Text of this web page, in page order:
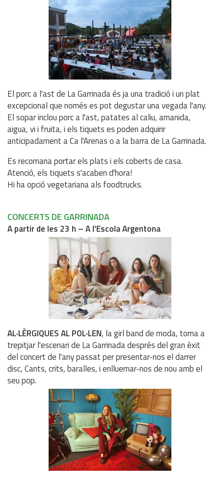
El porc a l'ast de La Garrinada és ja una tradició i un plat
excepcional que només es pot degustar una vegada l'any.
El sopar inclou porc a l'ast, patates al caliu, amanida,
aigua, vi i fruita, i els tiquets es poden adquirir
anticipadament a Ca l'Arenas o a la barra de La Garrinada.
Es recomana portar els plats i els coberts de casa.
Atenció, els tiquets s'acaben d'hora!
Hi ha opció vegetariana als foodtrucks.
CONCERTS DE GARRINADA
A partir de les 23 h – A l'Escola Argentona
AL·LÈRGIQUES AL POL·LEN, la girl band de moda, torna a
trepitjar l'escenari de La Garrinada després del gran èxit
del concert de l'any passat per presentar-nos el darrer
disc, Cants, crits, baralles, i enlluernar-nos de nou amb el
seu pop.